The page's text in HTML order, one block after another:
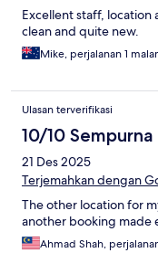
Excellent staff, location
clean and quite new.
Mike, perjalanan 1
Ulasan terverifikasi
10/10 Sempurna
21 Des 2025
Terjemahkan dengan
The other location for
another booking made
Ahmad Shah,